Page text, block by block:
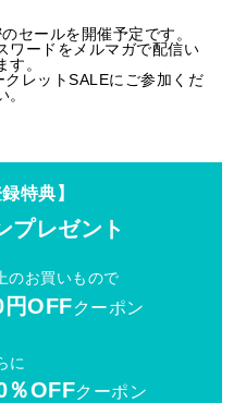
セールを開催予定です。
ワードをメルマガで配信い
す。
レットSALEにご参加くだ
。
特典】
プレゼント
のお買いもので
円OFFクーポン
に
％OFFクーポン